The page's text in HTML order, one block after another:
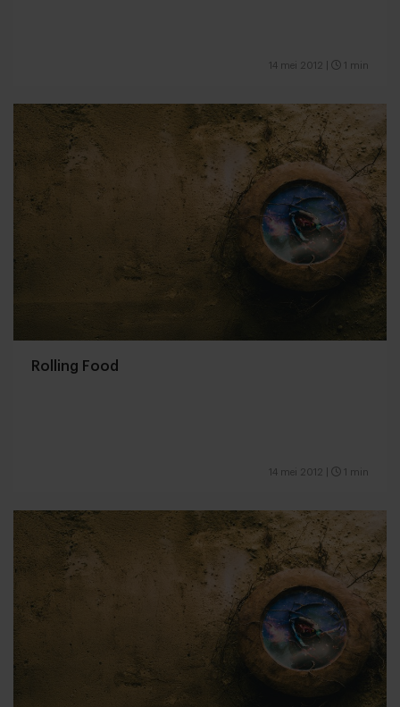
14 mei 2012 1 min
Rolling Food
14 mei 2012 1 min